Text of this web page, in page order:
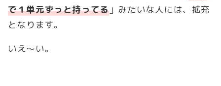
で１単元ずっと持ってる 」みたいな人には、拡充
となります。
いえ〜い。